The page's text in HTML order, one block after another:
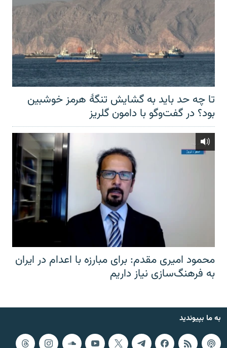
تا چه حد باید به گشایش تنگهٔ هرمز خوشبین
بود؟ در گفت‌وگو با دامون گلریز
محمود امیری مقدم: برای مبارزه با اعدام در ایران
به فرهنگ‌سازی نیاز داریم
به ما بپیوندید